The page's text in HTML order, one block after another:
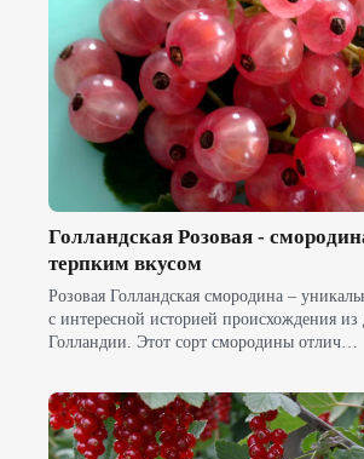
Голландская Розовая -
терпким вкусом
Розовая Голландская смородина –
с интересной историей происхождения из
Голландии. Этот сорт смородины отлич…